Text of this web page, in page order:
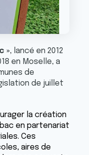
», lancé en 2012
en Moselle, a
de
de juillet
la création
en partenariat
Ces
aires de